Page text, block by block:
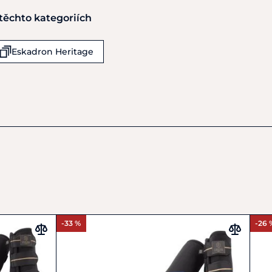
GmbH &
kategoriích
Eskadron Heritage
-33 % -26